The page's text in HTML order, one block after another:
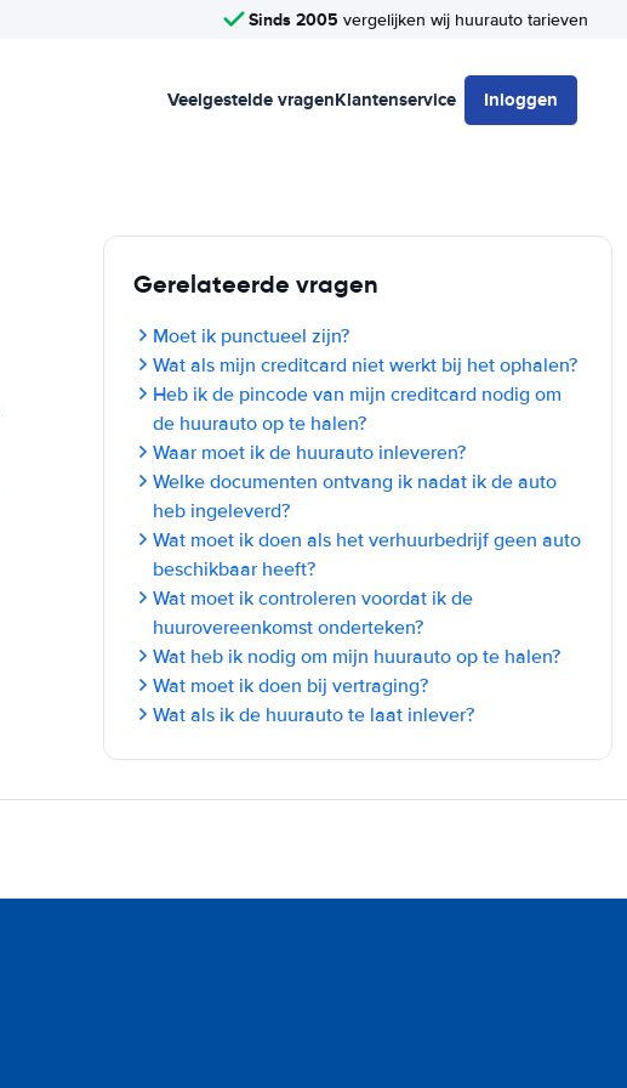
Sinds 2005 vergelijken wij huurauto tarieven
Veelgestelde vragenKlantenservice Inloggen
Gerelateerde vragen
Moet ik punctueel zijn?
Wat als mijn creditcard niet werkt bij het ophalen?
Heb ik de pincode van mijn creditcard nodig om
de huurauto op te halen?
Waar moet ik de huurauto inleveren?
Welke documenten ontvang ik nadat ik de auto
heb ingeleverd?
Wat moet ik doen als het verhuurbedrijf geen auto
beschikbaar heeft?
Wat moet ik controleren voordat ik de
huurovereenkomst onderteken?
Wat heb ik nodig om mijn huurauto op te halen?
Wat moet ik doen bij vertraging?
Wat als ik de huurauto te laat inlever?